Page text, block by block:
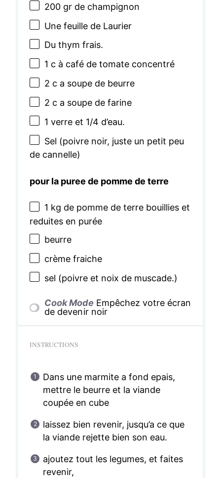
200gr de champignon
Une feuille de Laurier
Du thym frais.
1 c à café de tomate concentré
2 c a soupe de beurre
2 c a soupe de farine
1 verre et 1/4 d’eau.
Sel (poivre noir, juste un petit peu
de cannelle)
pour la puree de pomme de terre
1 kg de pomme de terre bouillies et
reduites en purée
beurre
crème fraiche
sel (poivre et noix de muscade.)
Cook Mode Empêchez votre écran
de devenir noir
INSTRUCTIONS
Dans une marmite a fond epais,
mettre le beurre et la viande
coupée en cube
laissez bien revenir, jusqu’a ce que
la viande rejette bien son eau.
ajoutez tout les legumes, et faites
revenir,